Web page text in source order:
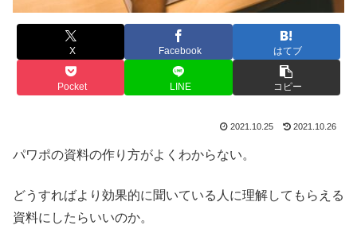
X Facebook はてブ
Pocket LINE コピー
2021.10.25 2021.10.26
パワポの資料の作り方がよくわからない。
どうすればより効果的に聞いている人に理解してもらえる
資料にしたらいいのか。